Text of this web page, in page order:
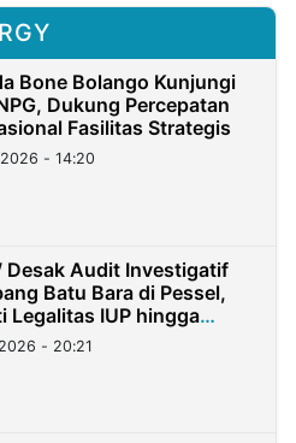
Bone Bolango Kunjungi
Dukung Percepatan
Fasilitas Strategis
- 14:20
Desak Audit Investigatif
Batu Bara di Pessel,
Legalitas IUP hingga
- 20:21